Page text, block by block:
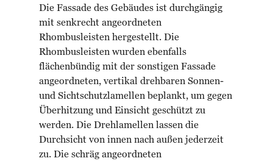
Die Fassade des Gebäudes ist durchgängig
mit senkrecht angeordneten
Rhombusleisten hergestellt. Die
Rhombusleisten wurden ebenfalls
flächenbündig mit der sonstigen Fassade
angeordneten, vertikal drehbaren Sonnen-
und Sichtschutzlamellen beplankt, um gegen
Überhitzung und Einsicht geschützt zu
werden. Die Drehlamellen lassen die
Durchsicht von innen nach außen jederzeit
zu. Die schräg angeordneten